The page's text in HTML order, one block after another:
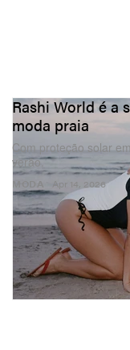
MODA
Rashi World é a
moda praia
Com proteção solar
verão.
Apr 14, 2026